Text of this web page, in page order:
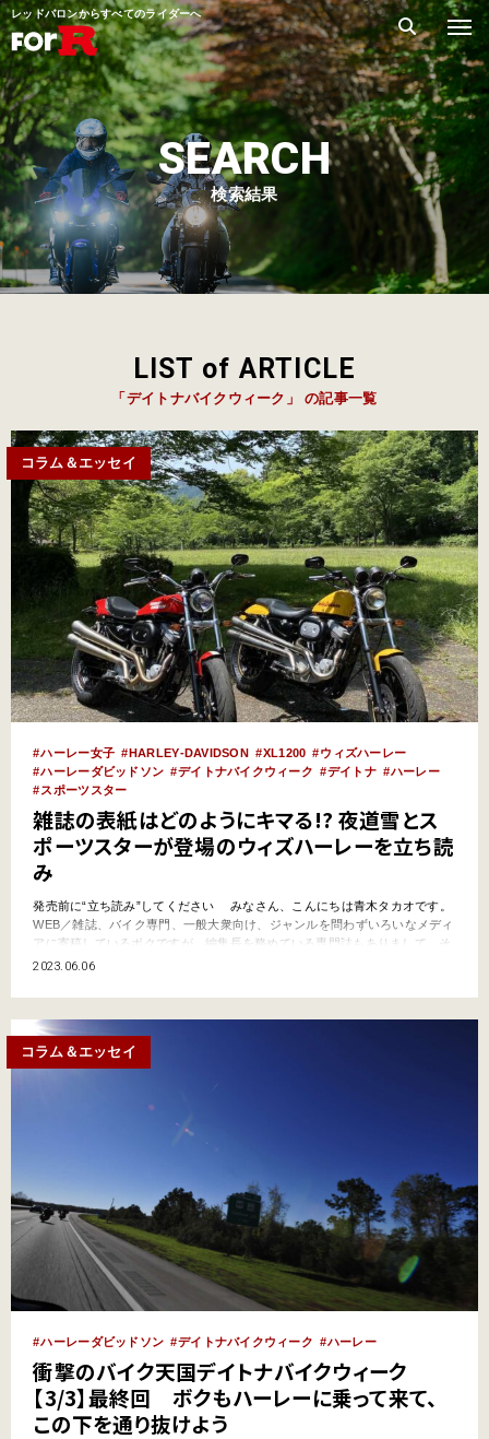
レッドバロンからすべてのライダーへ
SEARCH
検索結果
LIST of ARTICLE
「デイトナバイクウィーク」 の記事一覧
コラム＆エッセイ
ハーレー女子 HARLEY‐DAVIDSON XL1200
ウィズハーレー
ハーレーダビッドソン
デイトナバイクウィーク デイトナ
ハーレー
スポーツスター
雑誌の表紙はどのようにキマる!? 夜道雪とス
ポーツスターが登場のウィズハーレーを立ち読
み
発売前に“立ち読み”してください みなさん、こんにちは青木タカオです。
WEB／雑誌、バイク専門、一般大衆向け、ジャンルを問わずいろいなメディ
アに寄稿しているボクですが、編集長を務めている専門誌もありまして、そ
れが『WITH HARLEY／ウィズハーレー』（内外出版社）です。季刊誌ペー
『ウィズハーレー Vol.16』が全国の書…
2023.06.06
コラム＆エッセイ
ハーレーダビッドソン デイトナバイクウィーク ハーレー
衝撃のバイク天国デイトナバイクウィーク
【3/3】最終回 ボクもハーレーに乗って来て、
この下を通り抜けよう